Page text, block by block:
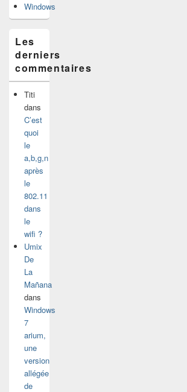
Windows
Les
derniers
commentaires
Titi
dans
C’est
quoi
le
a,b,g,n
après
le
802.11
dans
le
wifi ?
Umix
De
La
Mañana
dans
Windows
7
arium,
une
version
allégée
de